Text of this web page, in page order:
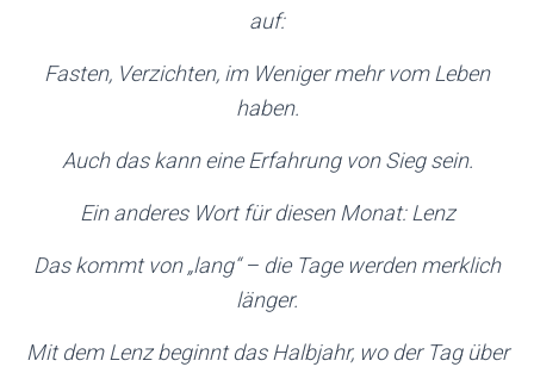
auf:
Fasten, Verzichten, im Weniger mehr vom Leben
haben.
Auch das kann eineErfahrungvon Sieg sein.
Ein anderes Wort für diesen Monat: Lenz
Das kommt von „lang“ – die Tage werden merklich
länger.
Mit dem Lenz beginnt das Halbjahr, wo der Tag über